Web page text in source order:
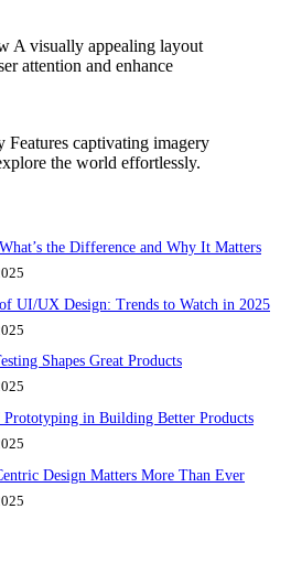
A visually appealing layout
attention and enhance
Features captivating imagery
the world effortlessly.
the Difference and Why It Matters
UI/UX Design: Trends to Watch in 2025
Shapes Great Products
in Building Better Products
Design Matters More Than Ever